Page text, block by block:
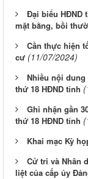
Đại biểu HĐND
mặt bằng, bồi
Cần thực hiện
cư (11/07/2024)
Nhiều nội
thứ 18 HĐND tỉnh
Ghi nhận gần
thứ 18 HĐND tỉnh
Khai mạc Kỳ
Cử tri và Nhân
liệt của cấp ủy